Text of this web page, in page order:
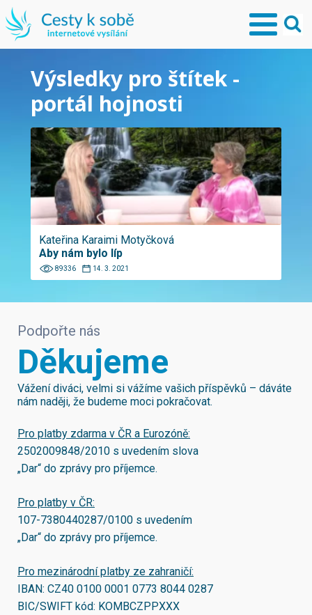
Výsledky pro štítek -
portál hojnosti
Kateřina Karaimi Motyčková
Aby nám bylo líp
89336 14. 3. 2021
Podpořte nás
Děkujeme
Vážení diváci, velmi si vážíme vašich příspěvků – dáváte
nám naději, že budeme moci pokračovat.
Pro platby zdarma v ČR a Eurozóně:
2502009848/2010 s uvedením slova
„Dar“ do zprávy pro příjemce.
Pro platby v ČR:
107-7380440287/0100 s uvedením
„Dar“ do zprávy pro příjemce.
Pro mezinárodní platby ze zahraničí:
IBAN: CZ40 0100 0001 0773 8044 0287
BIC/SWIFT kód: KOMBCZPPXXX